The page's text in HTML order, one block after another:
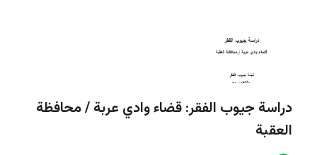
دراسة جيوب الفقر: قضاء وادي عربة / محافظة
العقبة